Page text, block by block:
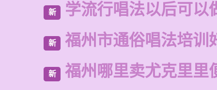
新 学流行唱法以后可以
新 福州市通俗唱法培训
新 福州哪里卖尤克里里